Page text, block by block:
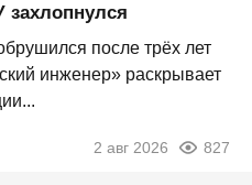
захлопнулся
после трёх лет
инженер» раскрывает
2 авг 2026 827